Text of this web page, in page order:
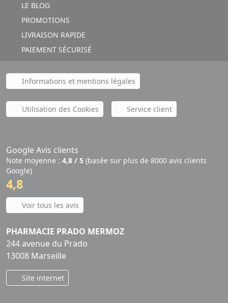
LE BLOG
PROMOTIONS
LIVRAISON RAPIDE
PAIEMENT SÉCURISÉ
Informations et mentions légales
Utilisation des Cookies Service client
Google Avis clients
Note moyenne : 4,8 / 5 (basée sur plus de 8000 avis clients
Google)
4,8
Voir tous les avis
PHARMACIE PRADO MERMOZ
244 avenue du Prado
13008 Marseille
Site internet